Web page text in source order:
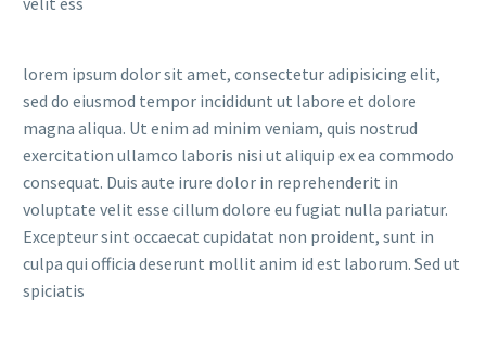
lorem ipsum dolor sit amet, consectetur adipisicing elit,
sed do eiusmod tempor incididunt ut labore et dolore
magna aliqua. Ut enim ad minim veniam, quis nostrud
exercitation ullamco laboris nisi ut aliquip ex ea commodo
consequat. Duis aute irure dolor in reprehenderit in
voluptate velit esse cillum dolore eu fugiat nulla pariatur.
Excepteur sint occaecat cupidatat non proident, sunt in
culpa qui officia deserunt mollit anim id est laborum. Sed ut
spiciatis